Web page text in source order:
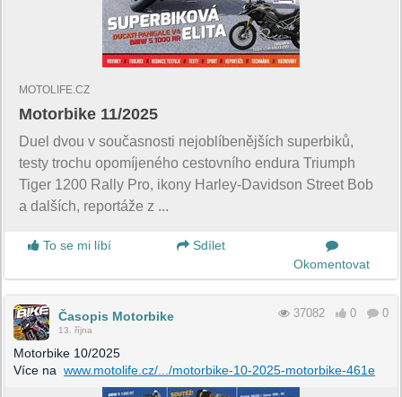
MOTOLIFE.CZ
Motorbike 11/2025
Duel dvou v současnosti nejoblíbenějších superbiků,
testy trochu opomíjeného cestovního endura Triumph
Tiger 1200 Rally Pro, ikony Harley-Davidson Street Bob
a dalších, reportáže z ...
To se mi líbí
Sdílet
Okomentovat
Časopis Motorbike
13. října
37082 0 0
Motorbike 10/2025
Více na www.motolife.cz/.../motorbike-10-2025-motorbike-461e